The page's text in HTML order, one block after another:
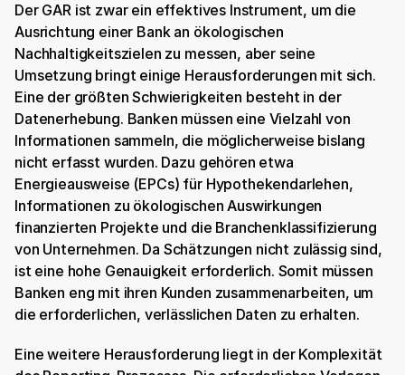
Der GAR ist zwar ein effektives Instrument, um die
Ausrichtung einer Bank an ökologischen
Nachhaltigkeitszielen zu messen, aber seine
Umsetzung bringt einige Herausforderungen mit sich.
Eine der größten Schwierigkeiten besteht in der
Datenerhebung. Banken müssen eine Vielzahl von
Informationen sammeln, die möglicherweise bislang
nicht erfasst wurden. Dazu gehören etwa
Energieausweise (EPCs) für Hypothekendarlehen,
Informationen zu ökologischen Auswirkungen
finanzierten Projekte und die Branchenklassifizierung
von Unternehmen. Da Schätzungen nicht zulässig sind,
ist eine hohe Genauigkeit erforderlich. Somit müssen
Banken eng mit ihren Kunden zusammenarbeiten, um
die erforderlichen, verlässlichen Daten zu erhalten.
Eine weitere Herausforderung liegt in der Komplexität